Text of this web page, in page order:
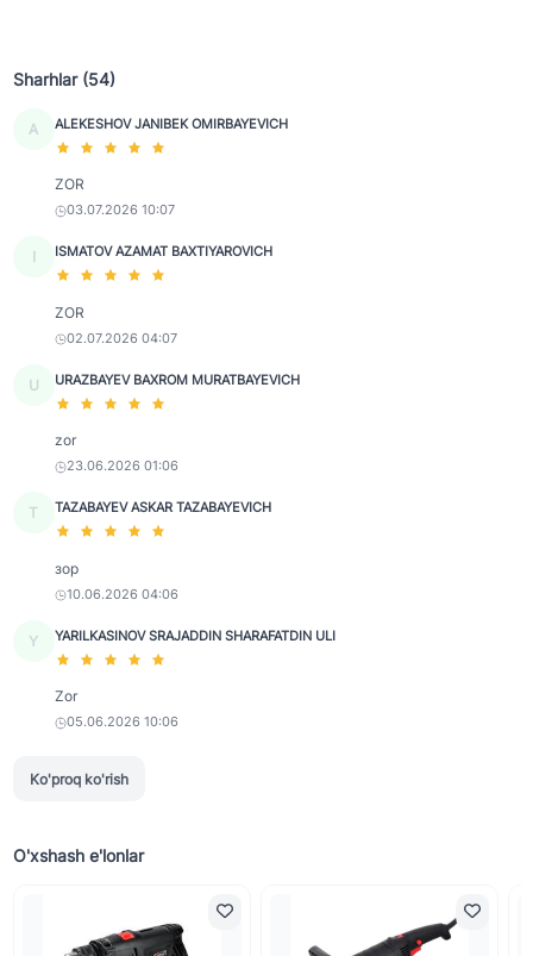
Sharhlar (54)
A ALEKESHOV JANIBEK OMIRBAYEVICH
ZOR
03.07.2026 10:07
I ISMATOV AZAMAT BAXTIYAROVICH
ZOR
02.07.2026 04:07
U URAZBAYEV BAXROM MURATBAYEVICH
zor
23.06.2026 01:06
T TAZABAYEV ASKAR TAZABAYEVICH
зор
10.06.2026 04:06
Y YARILKASINOV SRAJADDIN SHARAFATDIN ULI
Zor
05.06.2026 10:06
Ko'proq ko'rish
O'xshash e'lonlar